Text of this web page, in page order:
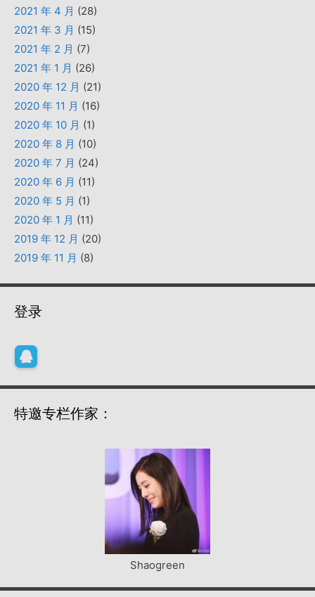
2021 年 4 月 (28)
2021 年 3 月 (15)
2021 年 2 月 (7)
2021 年 1 月 (26)
2020 年 12 月 (21)
2020 年 11 月 (16)
2020 年 10 月 (1)
2020 年 8 月 (10)
2020 年 7 月 (24)
2020 年 6 月 (11)
2020 年 5 月 (1)
2020 年 1 月 (11)
2019 年 12 月 (20)
2019 年 11 月 (8)
登录
特邀专栏作家：
Shaogreen